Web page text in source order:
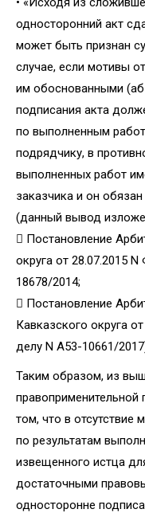
односторонний акт
может быть признан
случае, если мотивы
им обоснованными
подписания акта
по выполненным
подрядчику, в
выполненных работ
заказчика и он
(данный вывод
 Постановление
округа от 28.07.2015
18678/2014;
 Постановление
Кавказского округа
делу N А53-10661/
Таким образом, из
том, что в отсутствие
по результатам
извещенного истца
достаточными
односторонне